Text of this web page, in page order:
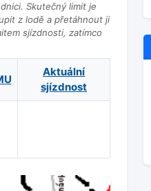
Skutečný limit je
z lodě a přetáhnout ji
sjízdnosti, zatímco
Aktuální
sjízdnost